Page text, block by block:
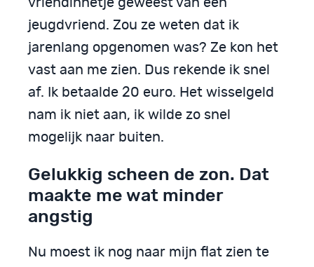
vriendinnetje geweest van een
jeugdvriend. Zou ze weten dat ik
jarenlang opgenomen was? Ze kon het
vast aan me zien. Dus rekende ik snel
af. Ik betaalde 20 euro. Het wisselgeld
nam ik niet aan, ik wilde zo snel
mogelijk naar buiten.
Gelukkig scheen de zon. Dat
maakte me wat minder
angstig
Nu moest ik nog naar mijn flat zien te